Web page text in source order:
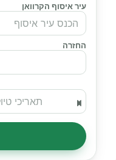
עיר איסוף הקרוואן
החזרה